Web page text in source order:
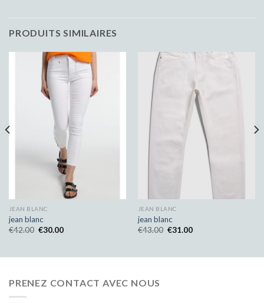
PRODUITS SIMILAIRES
JEAN BLANC
jean blanc
€42.00 €30.00
JEAN BLANC
jean blanc
€43.00 €31.00
PRENEZ CONTACT AVEC NOUS